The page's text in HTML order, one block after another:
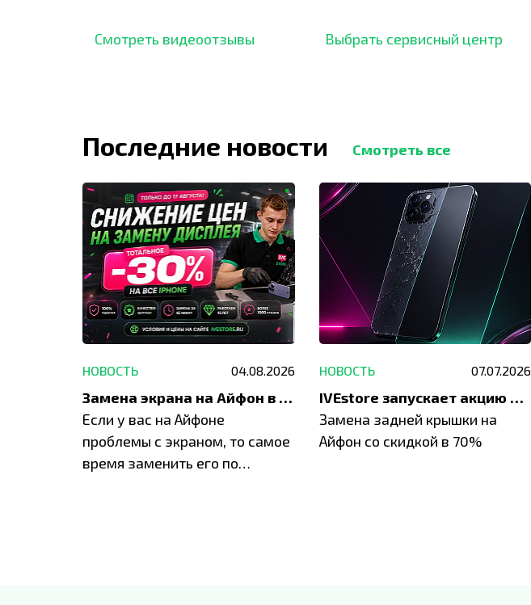
отзывов,
Смотреть видеоотзывы
опыт.
Выбрать сервисный центр
Последние новости Смотреть все
НОВОСТЬ 04.08.2026
Замена экрана на Айфон в Москве и Балашихе
Если у вас на Айфоне
проблемы с экраном, то самое
время заменить его по
НОВОСТЬ 07.07.2026
IVEstore запускает акцию на замену заднего стекла
Замена задней крышки на
Айфон со скидкой в 70%